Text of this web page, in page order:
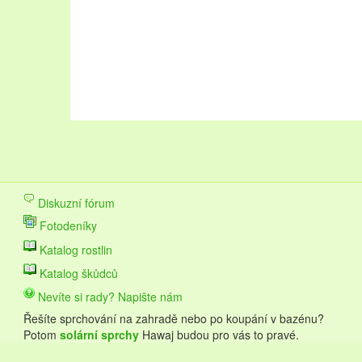
upřednostňujete přírodu a les, vyberte sichaty k
vinobraní.
Diskuzní fórum
Fotodeníky
Katalog rostlin
Katalog škůdců
Nevíte si rady? Napište nám
Řešíte sprchování na zahradě nebo po koupání v bazénu?
Potom solární sprchy Hawaj budou pro vás to pravé.